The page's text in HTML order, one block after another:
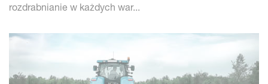
rozdrabnianie w każdych war...